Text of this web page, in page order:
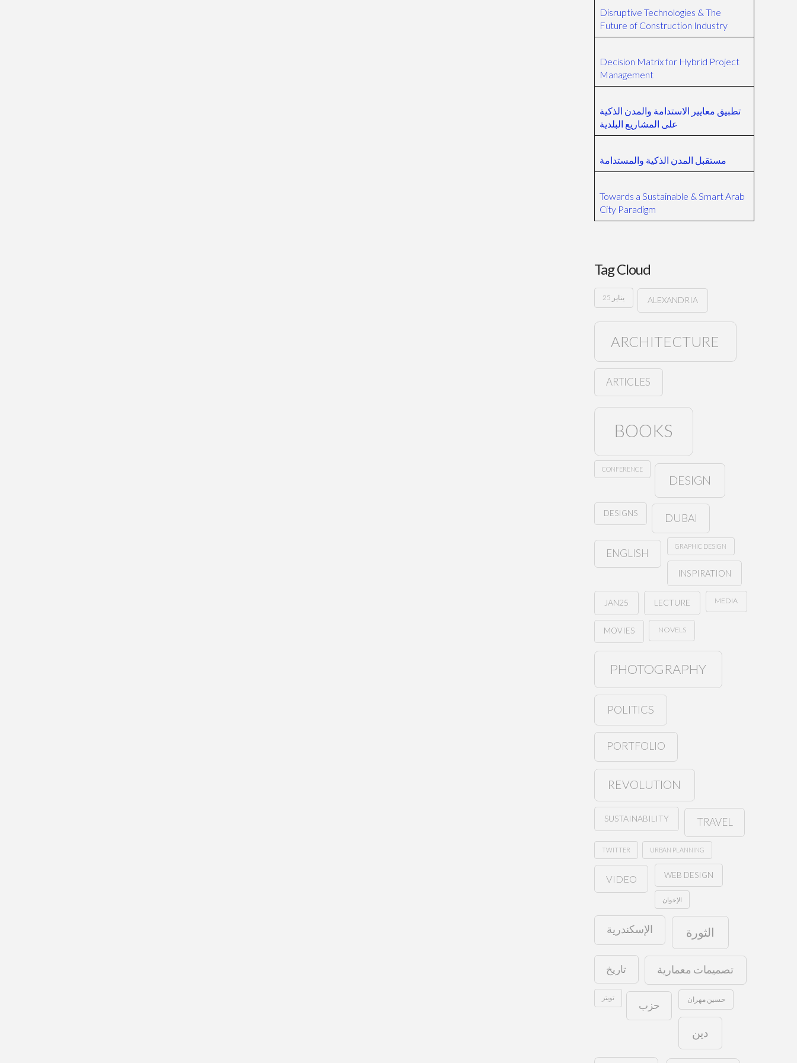
Disruptive Technologies & The
Future of Construction Industry
Decision Matrix for Hybrid Project
Management
تطبيق معايير الاستدامة والمدن الذكية
على المشاريع البلدية
مستقبل المدن الذكية والمستدامة
Towards a Sustainable & Smart Arab
City Paradigm
Tag Cloud
25 يناير ALEXANDRIA
ARCHITECTURE
ARTICLES
BOOKS
CONFERENCE
DESIGN
DESIGNS DUBAI
ENGLISH
GRAPHIC DESIGN
INSPIRATION
JAN25 LECTURE MEDIA
MOVIES NOVELS
PHOTOGRAPHY
POLITICS
PORTFOLIO
REVOLUTION
SUSTAINABILITY TRAVEL
TWITTER URBAN PLANNING
VIDEO WEB DESIGN
الإخوان
الإسكندرية الثورة
تاريخ تصميمات معمارية
تويتر
حزب حسين مهران
دين